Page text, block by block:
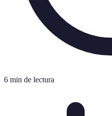
6 min de lectura